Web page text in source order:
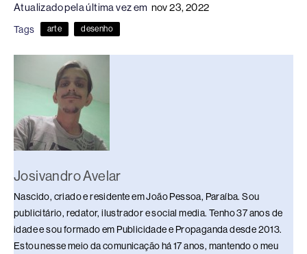
e
b
o
o
a
d
s
e
n
sk s
p
y
n
Atualizado pela última vez em nov 23, 2022
Tags arte desenho
Josivandro Avelar
Nascido, criado e residente em João Pessoa, Paraíba. Sou
publicitário, redator, ilustrador e social media. Tenho 37 anos de
idade e sou formado em Publicidade e Propaganda desde 2013.
Estou nesse meio da comunicação há 17 anos, mantendo o meu